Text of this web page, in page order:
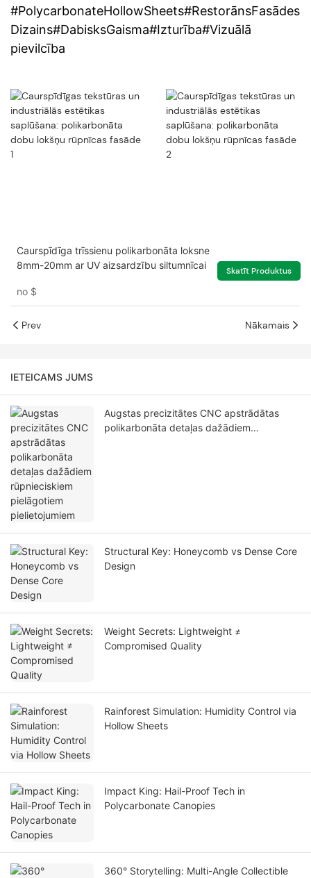
#PolycarbonateHollowSheets#RestorānsFasādes
Dizains#DabisksGaisma#Izturība#Vizuālā
pievilcība
Caurspīdīga trīssienu polikarbonāta loksne
8mm-20mm ar UV aizsardzību siltumnīcai
no $
Skatīt Produktus
Prev Nākamais
IETEICAMS JUMS
Augstas precizitātes CNC apstrādātas
polikarbonāta detaļas dažādiem
Structural Key: Honeycomb vs Dense Core
Design
Weight Secrets: Lightweight ≠
Compromised Quality
Rainforest Simulation: Humidity Control via
Hollow Sheets
Impact King: Hail-Proof Tech in
Polycarbonate Canopies
360° Storytelling: Multi-Angle Collectible